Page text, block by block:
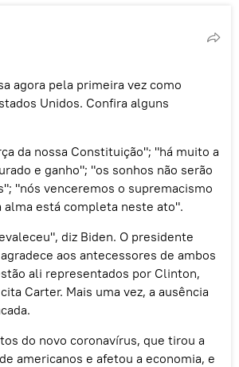
agora pela primeira vez como
Unidos. Confira alguns
da nossa Constituição"; "há muito a
e ganho"; "os sonhos não serão
"nós venceremos o supremacismo
alma está completa neste ato".
diz Biden. O presidente
aos antecessores de ambos
ali representados por Clinton,
Carter. Mais uma vez, a ausência
do novo coronavírus, que tirou a
americanos e afetou a economia, e